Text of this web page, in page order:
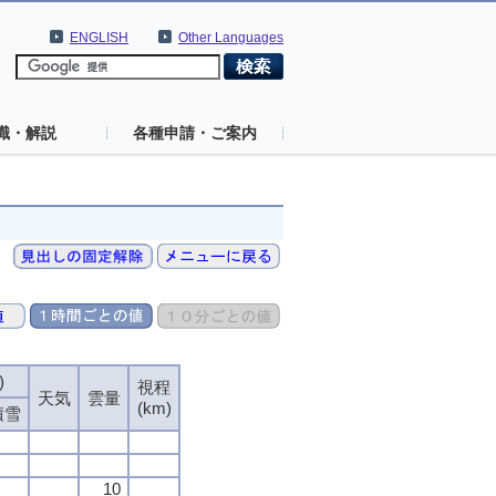
Other Languages
ENGLISH
・解説 各種申請・ご案内
天気
雲量
視程
(km)
雪
10
天気
雲量
視程
(km)
雪
10
天気
雲量
視程
(km)
雪
10
天気
雲量
視程
(km)
雪
10